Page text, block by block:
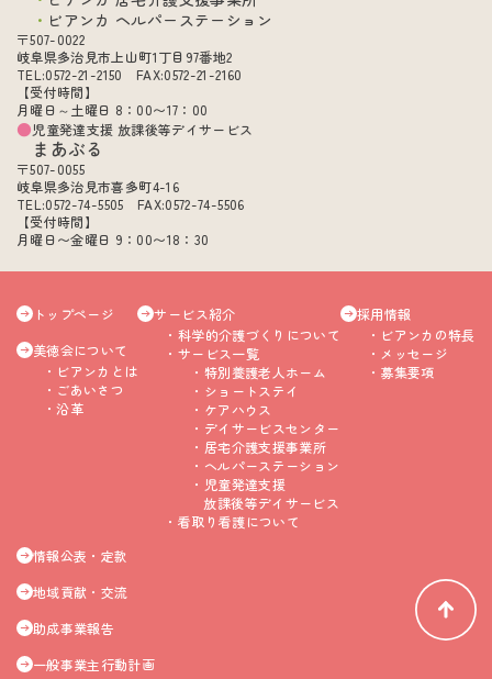
ビアンカ ヘルパーステーション
〒507-0022
岐阜県多治見市上山町1丁目97番地2
TEL:0572-21-2150 FAX:0572-21-2160
【受付時間】
月曜日～土曜日 8：00〜17：00
児童発達支援 放課後等デイサービス
まあぶる
〒507-0055
岐阜県多治見市喜多町4-16
TEL:0572-74-5505 FAX:0572-74-5506
【受付時間】
月曜日〜金曜日 9：00〜18：30
トップページ
美徳会について
ビアンカとは
ごあいさつ
沿革
サービス紹介
科学的介護づくりについて
サービス一覧
特別養護老人ホーム
ショートステイ
ケアハウス
デイサービスセンター
居宅介護支援事業所
ヘルパーステーション
児童発達支援
放課後等デイサービス
看取り看護について
採用情報
ビアンカの特長
メッセージ
募集要項
情報公表・定款
地域貢献・交流
助成事業報告
一般事業主行動計画